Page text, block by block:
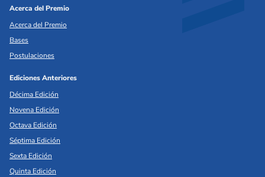
Acerca del Premio
Acerca del Premio
Bases
Postulaciones
Ediciones Anteriores
Décima Edición
Novena Edición
Octava Edición
Séptima Edición
Sexta Edición
Quinta Edición